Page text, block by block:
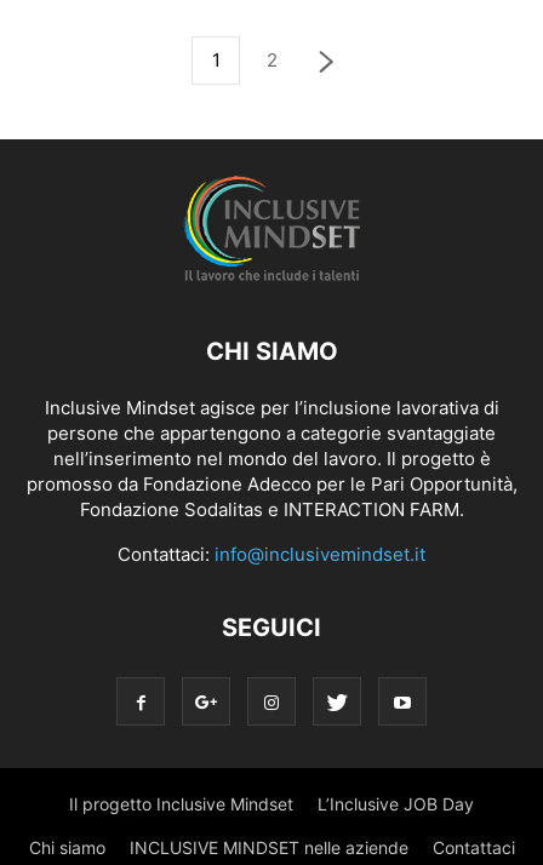
1 2
CHI SIAMO
Inclusive Mindset agisce per l’inclusione lavorativa di
persone che appartengono a categorie svantaggiate
nell’inserimento nel mondo del lavoro. Il progetto è
promosso da Fondazione Adecco per le Pari Opportunità,
Fondazione Sodalitas e INTERACTION FARM.
Contattaci: info@inclusivemindset.it
SEGUICI
Il progetto Inclusive Mindset L’Inclusive JOB Day
Chi siamo INCLUSIVE MINDSET nelle aziende Contattaci